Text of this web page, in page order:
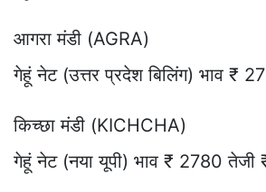
आगरा मंडी (AGRA)
गेहूं नेट (उत्तर प्रदेश बिलिंग) भाव ₹
किच्छा मंडी (KICHCHA)
गेहूं नेट (नया यूपी) भाव ₹ 2780 तेजी